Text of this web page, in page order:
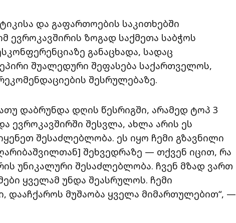
და გაფართოების საკითხებში
ევროკავშირის ზოგად საქმეთა საბჭოს
განაცხადა, სადაც
შუალედური შეფასება საქართველოს,
შესრულებაზე.
დაბრუნდა დღის წესრიგში, არამედ ტოპ 3
ევროკავშირში შესვლა, ახლა არის ეს
შესაძლებლობა. ეს იყო ჩემი გზავნილი
შეხვედრაზე — თქვენ იცით, რა
უნიკალური შესაძლებლობა. ჩვენ მზად ვართ
ყველამ უნდა შეასრულოს. ჩემი
დააჩქაროს მუშაობა ყველა მიმართულებით“, —